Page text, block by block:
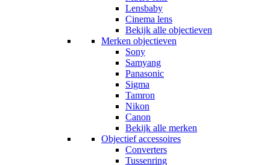
Lensbaby
Cinema lens
Bekijk alle objectieven
Merken objectieven
Sony
Samyang
Panasonic
Sigma
Tamron
Nikon
Canon
Bekijk alle merken
Objectief accessoires
Converters
Tussenring